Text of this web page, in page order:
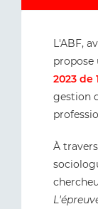
L'ABF,
propose
2023 de
gestion
À